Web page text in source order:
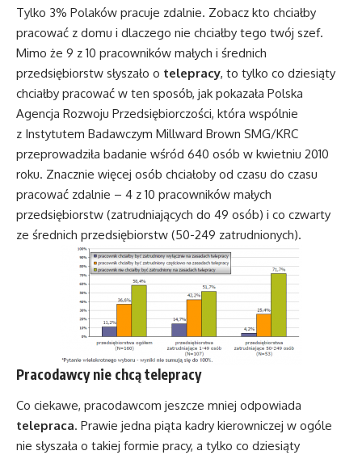
Tylko 3% Polaków pracuje zdalnie. Zobacz kto chciałby
pracować z domu i dlaczego nie chciałby tego twój szef.
Mimo że 9 z 10 pracowników małych i średnich
przedsiębiorstw słyszało o telepracy, to tylko co dziesiąty
chciałby pracować w ten sposób, jak pokazała Polska
Agencja Rozwoju Przedsiębiorczości, która wspólnie
z Instytutem Badawczym Millward Brown SMG/KRC
przeprowadziła badanie wśród 640 osób w kwietniu 2010
roku. Znacznie więcej osób chciałoby od czasu do czasu
pracować zdalnie – 4 z 10 pracowników małych
przedsiębiorstw (zatrudniających do 49 osób) i co czwarty
ze średnich przedsiębiorstw (50-249 zatrudnionych).
Pracodawcy nie chcą telepracy
Co ciekawe, pracodawcom jeszcze mniej odpowiada
telepraca. Prawie jedna piąta kadry kierowniczej w ogóle
nie słyszała o takiej formie pracy, a tylko co dziesiąty